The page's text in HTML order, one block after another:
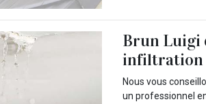
Brun Luigi
infiltration
Nous vous
un professionnel